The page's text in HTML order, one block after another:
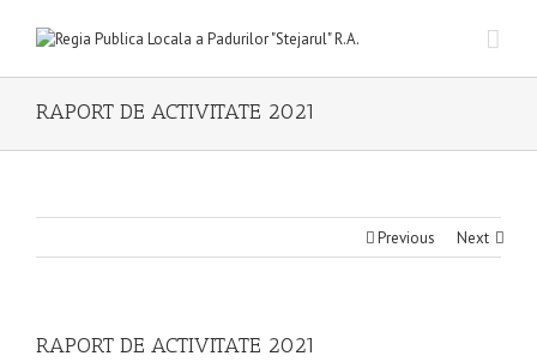
RAPORT DE ACTIVITATE 2021
Previous Next
RAPORT DE ACTIVITATE 2021